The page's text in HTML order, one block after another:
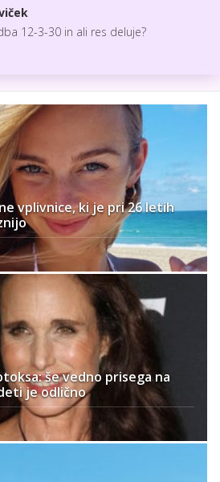
12-3-30 in ali res deluje?
vplivnice, ki je pri 26 letih
še vedno prisega na
je odlično